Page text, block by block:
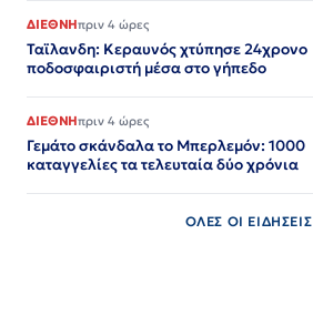
ΔΙΕΘΝΗπριν 4 ώρες
Ταϊλανδη: Κεραυνός χτύπησε 24χρονο
ποδοσφαιριστή μέσα στο γήπεδο
ΔΙΕΘΝΗπριν 4 ώρες
Γεμάτο σκάνδαλα το Μπερλεμόν: 1000
καταγγελίες τα τελευταία δύο χρόνια
ΟΛΕΣ ΟΙ ΕΙΔΗΣΕΙΣ